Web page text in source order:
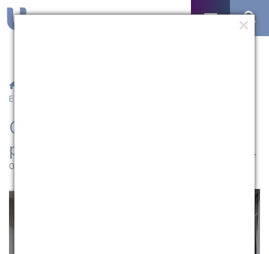
Educação Fiscal
Ciências Contábeis promove
palestra sobre Educação Fiscal
03.06.2014 | 15:16